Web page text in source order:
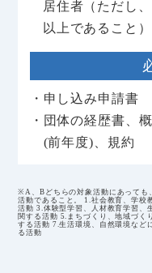
居住者（ただし
以上であること）
・申し込み申請書
・団体の経歴書、
(前年度)、規約
※A、Bどちらの対象活動にあっても
活動であること。 1.社会教育、学校
活動 3.体験型学習、人材教育学習、
関する活動 5.まちづくり、地域づく
する活動 7.生活環境、自然環境など
る活動